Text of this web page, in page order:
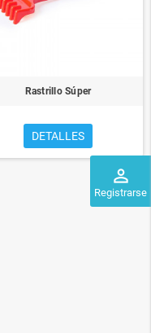
perm_identity
Registrarse
Rastrillo Súper
DETALLES